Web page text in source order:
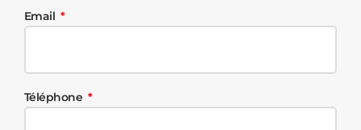
Email
Téléphone